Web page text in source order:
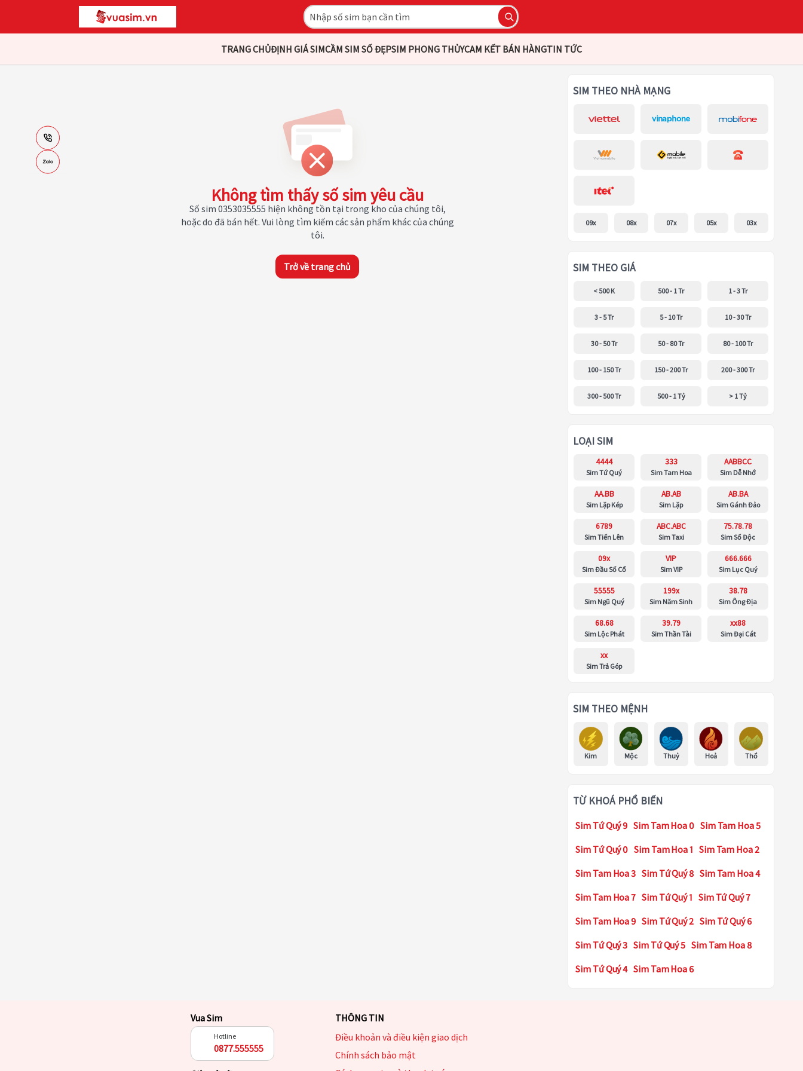
TRANG CHỦĐỊNH GIÁ SIMCẦM SIM SỐ ĐẸPSIM PHONG THỦYCAM KẾT BÁN HÀNGTIN TỨC
Không tìm thấy số sim yêu cầu
Số sim 0353035555 hiện không tồn tại trong kho của chúng tôi,
hoặc do đã bán hết. Vui lòng tìm kiếm các sản phẩm khác của chúng
tôi.
Trở về trang chủ
SIM THEO NHÀ MẠNG
09x 08x 07x 05x 03x
SIM THEO GIÁ
< 500 K 500 - 1 Tr 1 - 3 Tr
3 - 5 Tr 5 - 10 Tr 10 - 30 Tr
30 - 50 Tr 50 - 80 Tr 80 - 100 Tr
100 - 150 Tr 150 - 200 Tr 200 - 300 Tr
300 - 500 Tr 500 - 1 Tỷ > 1 Tỷ
LOẠI SIM
4444
Sim Tứ Quý
333
Sim Tam Hoa
AABBCC
Sim Dễ Nhớ
AA.BB
Sim Lặp Kép
AB.AB
Sim Lặp
AB.BA
Sim Gánh Đảo
6789
Sim Tiến Lên
ABC.ABC
Sim Taxi
75.78.78
Sim Số Độc
09x
Sim Đầu Số Cổ
VIP
Sim VIP
666.666
Sim Lục Quý
55555
Sim Ngũ Quý
199x
Sim Năm Sinh
38.78
Sim Ông Địa
68.68
Sim Lộc Phát
39.79
Sim Thần Tài
xx88
Sim Đại Cát
xx
Sim Trả Góp
SIM THEO MỆNH
Kim Mộc Thuỷ Hoả Thổ
TỪ KHOÁ PHỔ BIẾN
Sim Tứ Quý 9 Sim Tam Hoa 0 Sim Tam Hoa 5
Sim Tứ Quý 0 Sim Tam Hoa 1 Sim Tam Hoa 2
Sim Tam Hoa 3 Sim Tứ Quý 8 Sim Tam Hoa 4
Sim Tam Hoa 7 Sim Tứ Quý 1 Sim Tứ Quý 7
Sim Tam Hoa 9 Sim Tứ Quý 2 Sim Tứ Quý 6
Sim Tứ Quý 3 Sim Tứ Quý 5 Sim Tam Hoa 8
Sim Tứ Quý 4 Sim Tam Hoa 6
Vua Sim
Hotline
0877.555555
THÔNG TIN
Điều khoản và điều kiện giao dịch
Chính sách bảo mật